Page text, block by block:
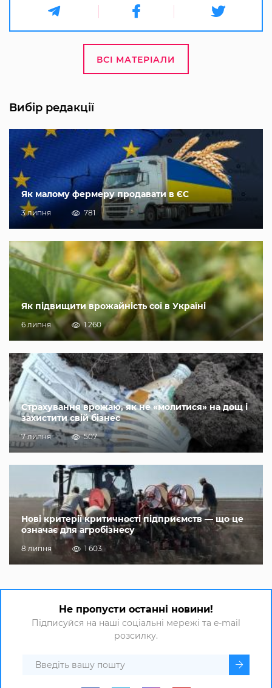
ВСІ МАТЕРІАЛИ
Вибір редакції
Як малому фермеру продавати в ЄС
3 липня 781
Як підвищити врожайність сої в Україні
6 липня 1 260
Страхування врожаю, як не «молитися» на дощ і
захистити свій бізнес
7 липня 507
Нові критерії критичності підприємств — що це
означає для агробізнесу
8 липня 1 603
Не пропусти останні новини!
Підписуйся на наші соціальні мережі та e-mail
розсилку.